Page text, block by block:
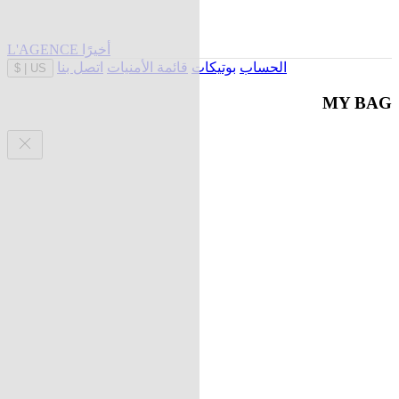
L'AGENCE أخيرًا
US
$ الحساب بوتيكات قائمة الأمنيات اتصل بنا
MY BAG